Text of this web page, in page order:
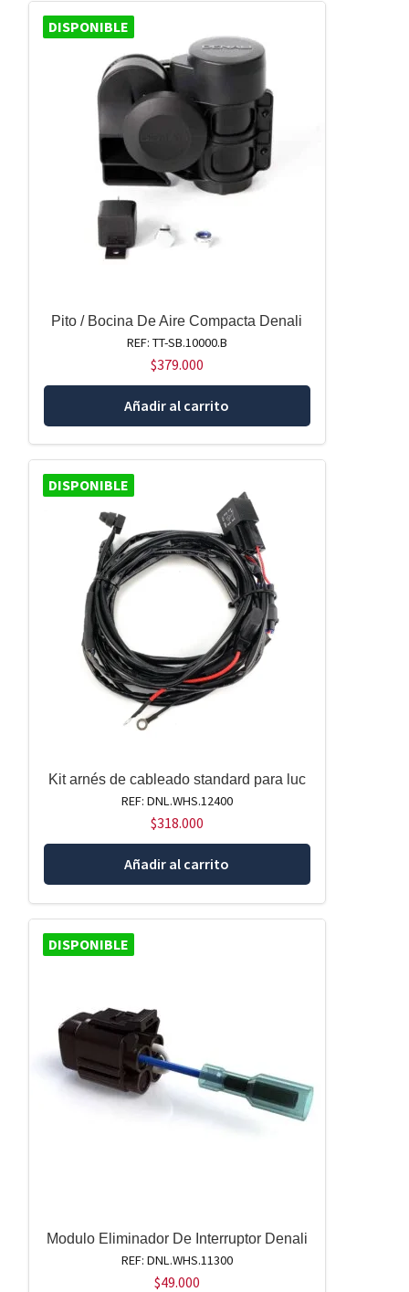
DISPONIBLE
Pito / Bocina De Aire Compacta Denali
REF: TT-SB.10000.B
$379.000
Añadir al carrito
DISPONIBLE
Kit arnés de cableado standard para luc
REF: DNL.WHS.12400
$318.000
Añadir al carrito
DISPONIBLE
Modulo Eliminador De Interruptor Denali
REF: DNL.WHS.11300
$49.000